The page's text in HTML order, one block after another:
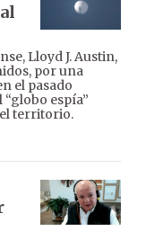
Lloyd J. Austin,
por una
el pasado
espía”
territorio.